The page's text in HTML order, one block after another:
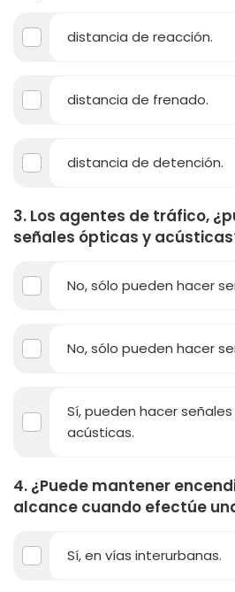
distancia de reacción.
distancia de frenado.
distancia de detención.
3. Los agentes de tráfico,
señales ópticas y
No, sólo pueden hacer
No, sólo pueden hacer
Sí, pueden hacer
acústicas.
4. ¿Puede mantener
alcance cuando efectúe
Sí, en vías interurbanas.